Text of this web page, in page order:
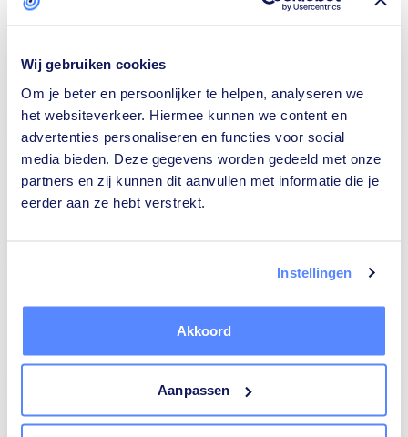
Wij gebruiken cookies
Om je beter en persoonlijker te helpen, analyseren we
het websiteverkeer. Hiermee kunnen we content en
advertenties personaliseren en functies voor social
media bieden. Deze gegevens worden gedeeld met onze
partners en zij kunnen dit aanvullen met informatie die je
eerder aan ze hebt verstrekt.
Instellingen
Akkoord
Aanpassen
Isolatiebedrijven Rijscholen
Relatietherapeuten Tekstschrijvers